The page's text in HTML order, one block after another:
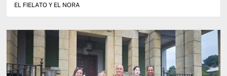
EL FIELATO Y EL NORA